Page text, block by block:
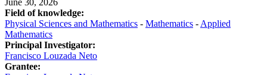
Field of knowledge:
Physical Sciences and Mathematics - Mathematics - Applied
Mathematics
Principal Investigator:
Francisco Louzada Neto
Grantee: